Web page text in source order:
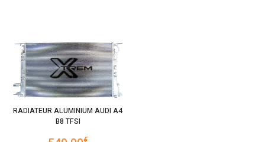
RADIATEUR ALUMINIUM AUDI A4
B8 TFSI